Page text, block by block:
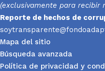
(exclusivamente para recibir
Reporte de hechos de
Mapa del sitio
Búsqueda avanzada
Política de privacidad y